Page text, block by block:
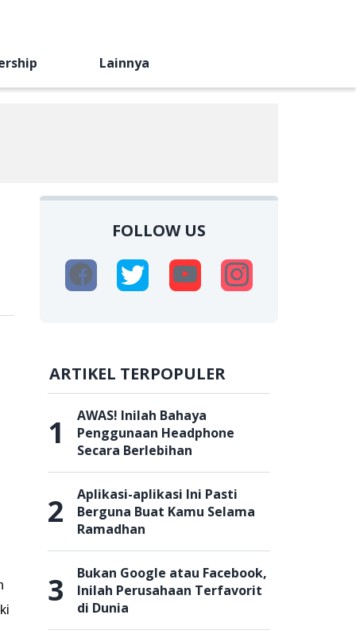
Lainnya
FOLLOW US
ARTIKEL TERPOPULER
1
AWAS! Inilah Bahaya
Penggunaan Headphone
Secara Berlebihan
2
Aplikasi-aplikasi Ini Pasti
Berguna Buat Kamu Selama
Ramadhan
3
Bukan Google atau Facebook,
Inilah Perusahaan Terfavorit
di Dunia